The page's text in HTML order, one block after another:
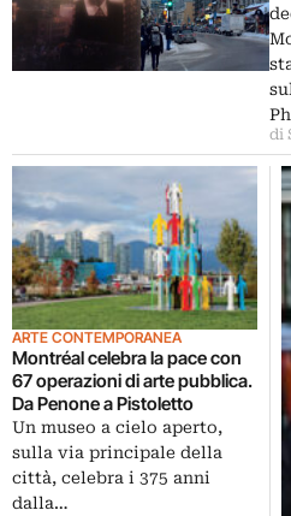
di
ARTE CONTEMPORANEA
Montréal celebra la pace con
67 operazioni di arte pubblica.
Da Penone a Pistoletto
Un museo a cielo aperto,
sulla via principale della
città, celebra i 375 anni
dalla…